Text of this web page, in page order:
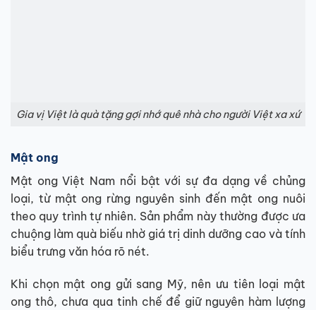
Gia vị Việt là quà tặng gợi nhớ quê nhà cho người Việt xa xứ
Mật ong
Mật ong Việt Nam nổi bật với sự đa dạng về chủng
loại, từ mật ong rừng nguyên sinh đến mật ong nuôi
theo quy trình tự nhiên. Sản phẩm này thường được ưa
chuộng làm quà biếu nhờ giá trị dinh dưỡng cao và tính
biểu trưng văn hóa rõ nét.
Khi chọn mật ong gửi sang Mỹ, nên ưu tiên loại mật
ong thô, chưa qua tinh chế để giữ nguyên hàm lượng